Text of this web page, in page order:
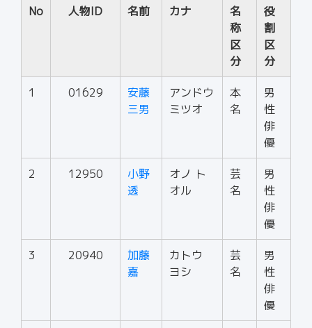
No 人物ID 名前 カナ
名
称
区
分
役
割
区
分
1 01629
安藤
三男
アンドウ
ミツオ
本
名
男
性
俳
優
2 12950
小野
透
オノ ト
オル
芸
名
男
性
俳
優
3 20940
加藤
嘉
カトウ
ヨシ
芸
名
男
性
俳
優